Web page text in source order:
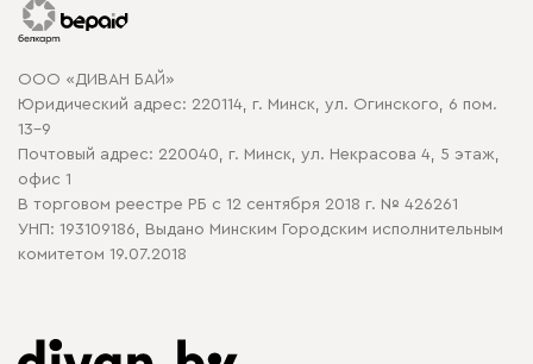
Гарантия
Карта сайта
Политика конфиденциальности
Политика в отношении обработки cookie
ООО «ДИВАН БАЙ»
Юридический адрес: 220114, г. Минск, ул. Огинского, 6 пом.
13-9
Почтовый адрес: 220040, г. Минск, ул. Некрасова 4, 5 этаж,
офис 1
В торговом реестре РБ с 12 сентября 2018 г. № 426261
УНП: 193109186, Выдано Минским Городским исполнительным
комитетом 19.07.2018